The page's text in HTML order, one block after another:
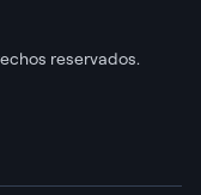
reservados.